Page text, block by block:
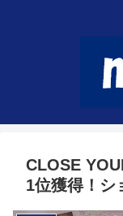
CLOSE
1位獲得！シ